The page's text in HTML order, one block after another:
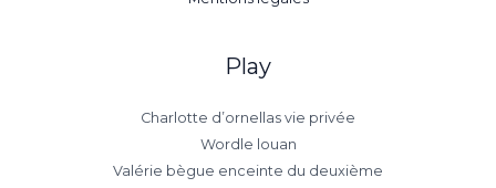
Play
Charlotte d’ornellas vie privée
Wordle louan
Valérie bègue enceinte du deuxième